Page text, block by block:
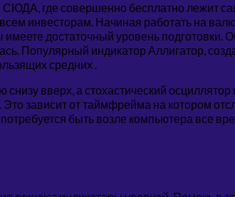
где совершенно бесплатно лежит
инвесторам. Начиная работать на
достаточный уровень
Популярный индикатор Аллигатор,
средних .
вверх, а стохастический
зависит от таймфрейма на котором
быть возле компьютера все